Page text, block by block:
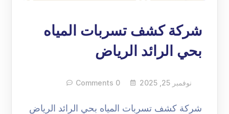
شركة كشف تسربات المياه
بحي الرائد الرياض
نوفمبر 25, 2025 0 Comments
شركة كشف تسربات المياه بحي الرائد الرياض